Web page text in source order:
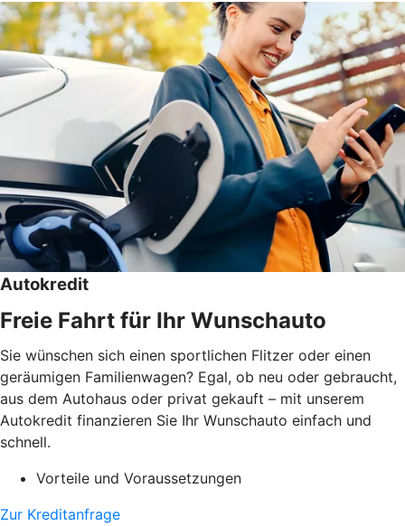
Autokredit
Freie Fahrt für Ihr Wunschauto
Sie wünschen sich einen sportlichen Flitzer oder einen
geräumigen Familienwagen? Egal, ob neu oder gebraucht,
aus dem Autohaus oder privat gekauft – mit unserem
Autokredit finanzieren Sie Ihr Wunschauto einfach und
schnell.
Vorteile und Voraussetzungen
Zur Kreditanfrage